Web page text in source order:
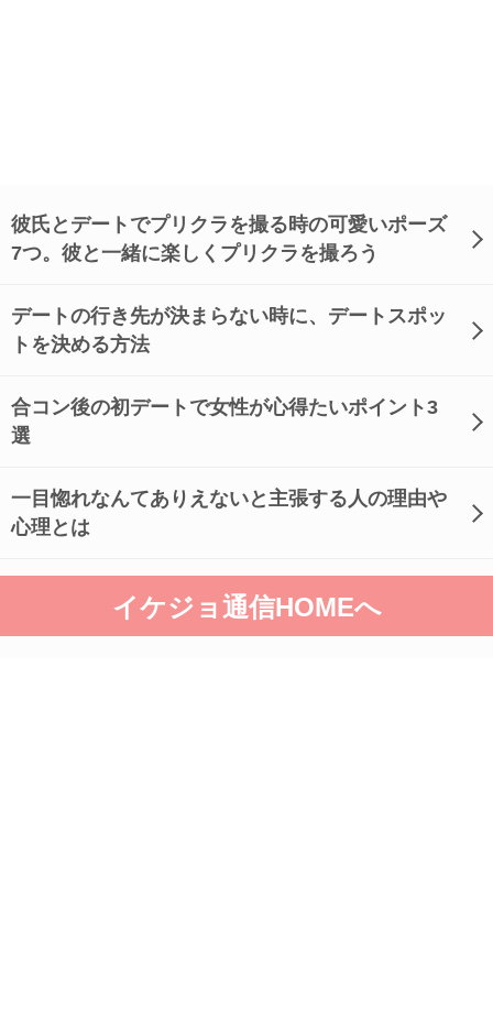
彼氏とデートでプリクラを撮る時の可愛いポーズ
7つ。彼と一緒に楽しくプリクラを撮ろう
デートの行き先が決まらない時に、デートスポッ
トを決める方法
合コン後の初デートで女性が心得たいポイント3
選
一目惚れなんてありえないと主張する人の理由や
心理とは
イケジョ通信HOMEへ